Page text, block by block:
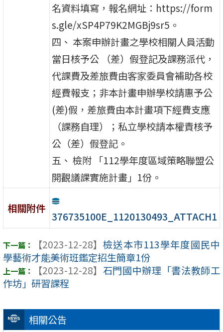
相關公告
名資料填寫，報名網址：https://form
s.gle/xSP4P79K2MGBj9sr5。
四、 本案申辦計畫之學校相關人員活動
當日核予公 （差）假登記及課務派代，
代課費及差旅費由客家委員會補助各校
經費報支；非本計畫申辦學校請惠予公
(差)假，差旅費由本計畫項下經費支應
（課務自理）；私立學校請本權責核予
公（差）假登記。
五、 檢附 「112學年度區域策略聯盟公
開觀議課實施計畫」1份。
相關附件
376735100E_1120130493_ATTACH1
【2023-12-28】 檢送本市113學年度國民中
學藝術才能美術班鑑定招生簡章1份
【2023-12-28】 石門國中辦理「書法教師工
作坊」研習課程